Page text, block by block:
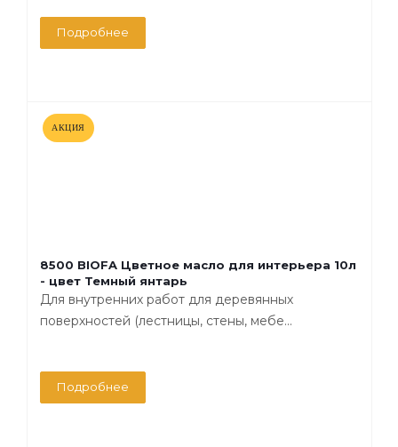
Подробнее
АКЦИЯ
8500 BIOFA Цветное масло для интерьера 10л
- цвет Темный янтарь
Для внутренних работ для деревянных
поверхностей (лестницы, стены, мебе...
Подробнее